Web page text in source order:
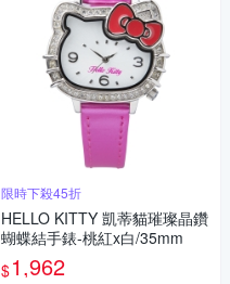
限時下殺45折
HELLO KITTY 凱蒂貓璀璨晶鑽
蝴蝶結手錶-桃紅x白/35mm
$1,962